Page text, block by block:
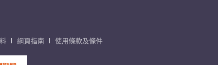
網頁指南 使用條款及條件